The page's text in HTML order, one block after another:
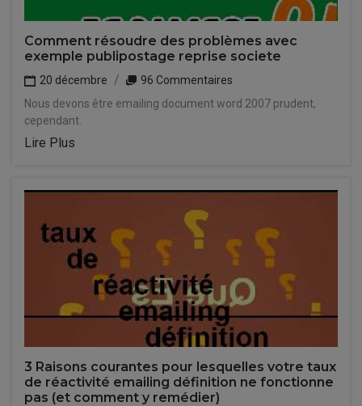
Comment résoudre des problèmes avec
exemple publipostage reprise societe
20 décembre
96 Commentaires
Nous devons être emailing document word 2007 prudent,
cependant.
Lire Plus
3 Raisons courantes pour lesquelles votre taux
de réactivité emailing définition ne fonctionne
pas (et comment y remédier)